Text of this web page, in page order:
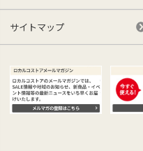
サイトマップ